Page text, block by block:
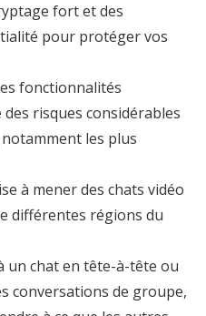
fort et des
pour protéger vos
fonctionnalités
risques considérables
les plus
à mener des chats vidéo
différentes régions du
un chat en tête-à-tête ou
conversations de groupe,